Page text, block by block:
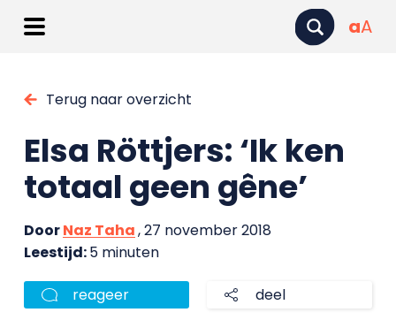
aA
Terug naar overzicht
Elsa Röttjers: ‘Ik ken
totaal geen gêne’
DoorNaz Taha, 27 november 2018
Leestijd:5 minuten
reageer deel